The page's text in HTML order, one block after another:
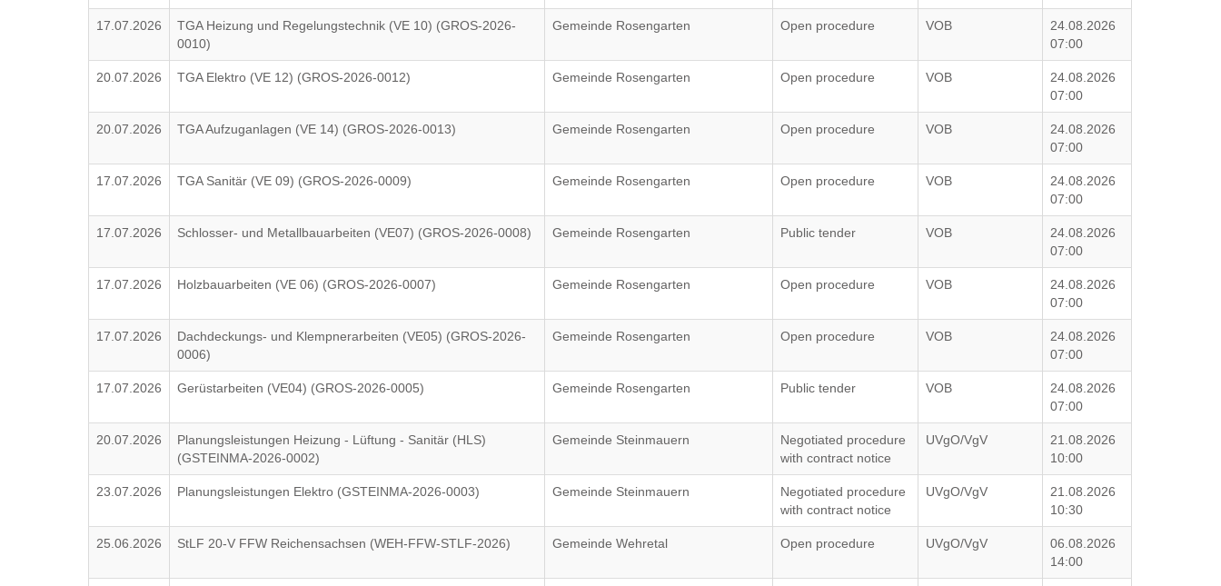
17.07.2026
TGA Heizung und Regelungstechnik (VE 10) (GROS-2026-
0010)
Gemeinde Rosengarten Open procedure VOB
24.08.2026
07:00
20.07.2026 TGA Elektro (VE 12) (GROS-2026-0012) Gemeinde Rosengarten Open procedure VOB
24.08.2026
07:00
20.07.2026 TGA Aufzuganlagen (VE 14) (GROS-2026-0013) Gemeinde Rosengarten Open procedure VOB
24.08.2026
07:00
17.07.2026 TGA Sanitär (VE 09) (GROS-2026-0009) Gemeinde Rosengarten Open procedure VOB
24.08.2026
07:00
17.07.2026 Schlosser- und Metallbauarbeiten (VE07) (GROS-2026-0008) Gemeinde Rosengarten Public tender VOB
24.08.2026
07:00
17.07.2026 Holzbauarbeiten (VE 06) (GROS-2026-0007) Gemeinde Rosengarten Open procedure VOB
24.08.2026
07:00
17.07.2026
Dachdeckungs- und Klempnerarbeiten (VE05) (GROS-2026-
0006)
Gemeinde Rosengarten Open procedure VOB
24.08.2026
07:00
17.07.2026 Gerüstarbeiten (VE04) (GROS-2026-0005) Gemeinde Rosengarten Public tender VOB
24.08.2026
07:00
20.07.2026
Planungsleistungen Heizung - Lüftung - Sanitär (HLS)
(GSTEINMA-2026-0002)
Gemeinde Steinmauern
Negotiated procedure
with contract notice
UVgO/VgV
21.08.2026
10:00
23.07.2026 Planungsleistungen Elektro (GSTEINMA-2026-0003) Gemeinde Steinmauern
Negotiated procedure
with contract notice
UVgO/VgV
21.08.2026
10:30
25.06.2026 StLF 20-V FFW Reichensachsen (WEH-FFW-STLF-2026) Gemeinde Wehretal Open procedure UVgO/VgV
06.08.2026
14:00